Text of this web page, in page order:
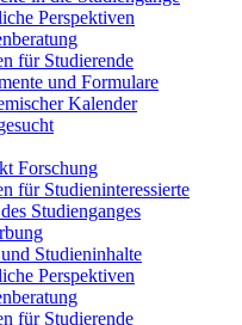
Perspektiven
für Studierende
und Formulare
Kalender
Forschung
für Studieninteressierte
Studienganges
Studieninhalte
Perspektiven
für Studierende